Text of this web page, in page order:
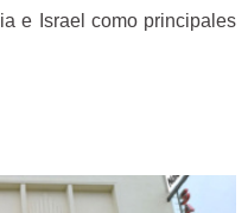
e Israel como principales